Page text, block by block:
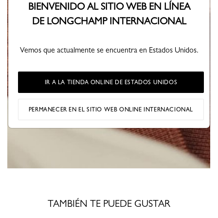
TAMBIÉN TE PUEDE GUSTAR
BIENVENIDO AL SITIO WEB EN LÍNEA
DE LONGCHAMP INTERNACIONAL
Vemos que actualmente se encuentra en Estados Unidos.
IR A LA TIENDA ONLINE DE ESTADOS UNIDOS
PERMANECER EN EL SITIO WEB ONLINE INTERNACIONAL